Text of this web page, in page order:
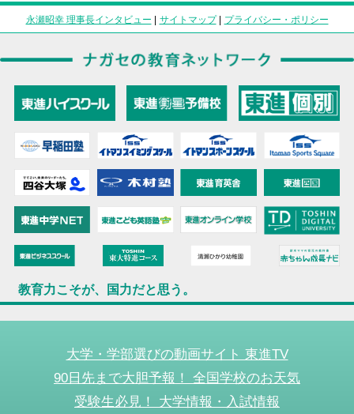
永瀬昭幸 理事長インタビュー | サイトマップ| プライバシー・ポリシー
教育力こそが、国力だと思う。
大学・学部選びの動画サイト 東進TV
90日先まで大胆予報！ 全国学校のお天気
受験生必見！ 大学情報・入試情報